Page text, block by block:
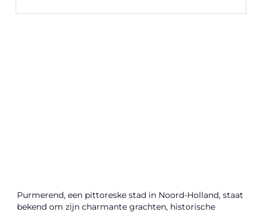
Purmerend, een pittoreske stad in Noord-Holland, staat
bekend om zijn charmante grachten, historische